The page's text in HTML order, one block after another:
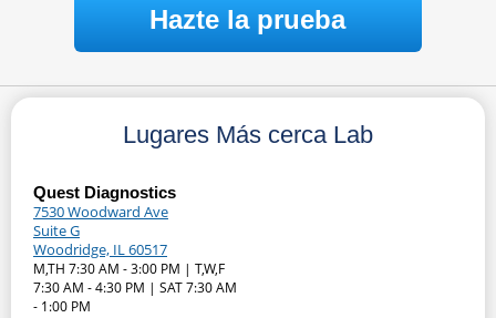
Hazte la prueba
Lugares Más cerca Lab
Quest Diagnostics
7530 Woodward Ave
Suite G
Woodridge, IL 60517
M,TH 7:30 AM - 3:00 PM | T,W,F
7:30 AM - 4:30 PM | SAT 7:30 AM
- 1:00 PM